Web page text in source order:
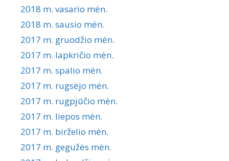
2018 m. vasario mėn.
2018 m. sausio mėn.
2017 m. gruodžio mėn.
2017 m. lapkričio mėn.
2017 m. spalio mėn.
2017 m. rugsėjo mėn.
2017 m. rugpjūčio mėn.
2017 m. liepos mėn.
2017 m. birželio mėn.
2017 m. gegužės mėn.